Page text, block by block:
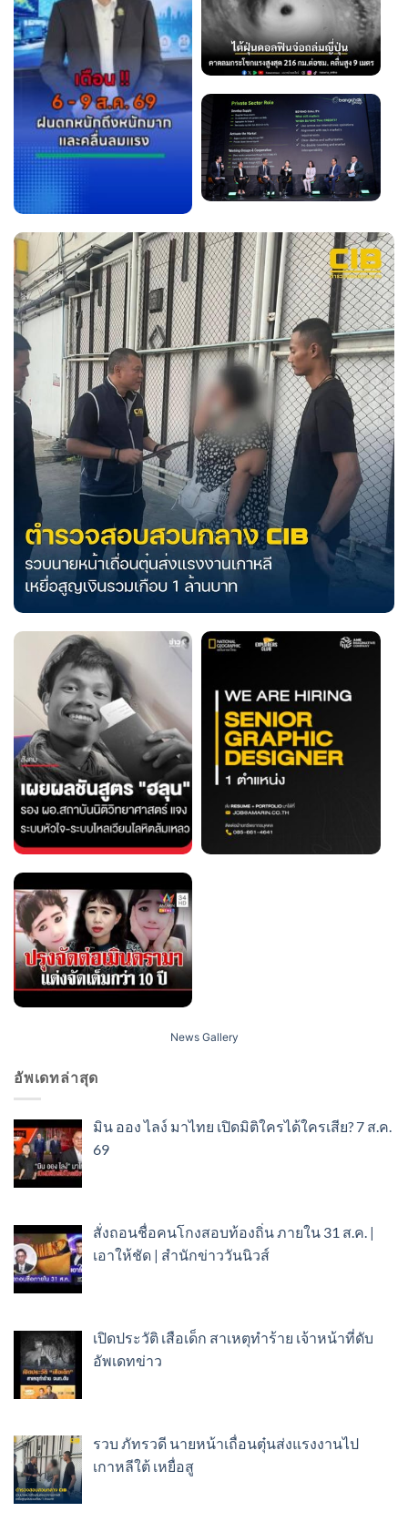
News Gallery
อัพเดทล่าสุด
มิน ออง ไลง์ มาไทย เปิดมิติใครได้ใครเสีย? 7 ส.ค.
69
สั่งถอนชื่อคนโกงสอบท้องถิ่น ภายใน 31 ส.ค. |
เอาให้ชัด | สำนักข่าววันนิวส์
เปิดประวัติ เสือเด็ก สาเหตุทำร้าย เจ้าหน้าที่ดับ
อัพเดทข่าว
รวบ ภัทรวดี นายหน้าเถื่อนตุ๋นส่งแรงงานไป
เกาหลีใต้ เหยื่อสู